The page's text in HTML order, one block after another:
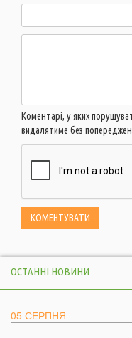
Коментарі, у яких
видалятиме без
ОСТАННІ НОВИНИ
05 СЕРПНЯ